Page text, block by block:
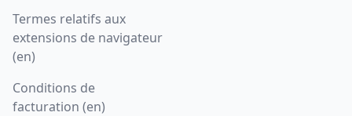
Termes relatifs aux
extensions de navigateur
(en)
Conditions de
facturation (en)